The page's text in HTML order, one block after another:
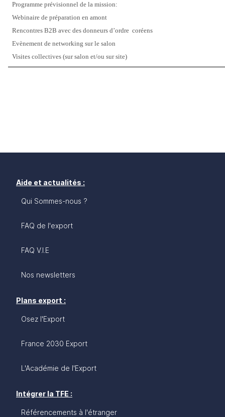
Programme prévisionnel de la mission:
Webinaire de préparation en amont
Rencontres B2B avec des donneurs d’ordre coréens
Evènement de networking sur le salon
Visites collectives (sur salon et/ou sur site)
Aide et actualités :
Qui Sommes-nous ?
FAQ de l'export
FAQ V.I.E
Nos newsletters
Plans export :
Osez l'Export
France 2030 Export
L'Académie de l'Export
Intégrer la TFE :
Référencements à l'étranger